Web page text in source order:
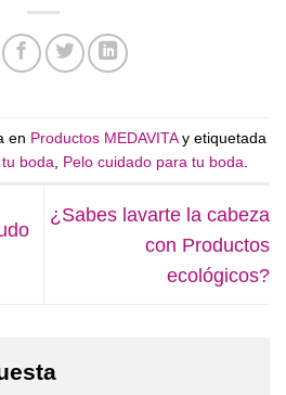
en Productos MEDAVITAy etiquetada
boda
Pelo cuidado para tu boda
¿Sabes lavarte la cabeza
con Productos
ecológicos?